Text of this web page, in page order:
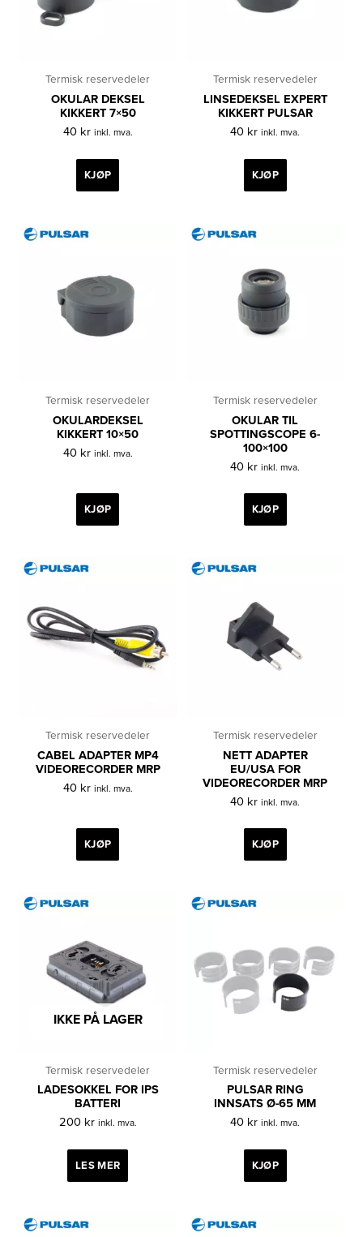
Termisk reservedeler
OKULAR DEKSEL
KIKKERT 7×50
40 kr inkl. mva.
KJØP
Termisk reservedeler
LINSEDEKSEL EXPERT
KIKKERT PULSAR
40 kr inkl. mva.
KJØP
Termisk reservedeler
OKULARDEKSEL
KIKKERT 10×50
40 kr inkl. mva.
KJØP
Termisk reservedeler
OKULAR TIL
SPOTTINGSCOPE 6-
100×100
40 kr inkl. mva.
KJØP
Termisk reservedeler
CABEL ADAPTER MP4
VIDEORECORDER MRP
40 kr inkl. mva.
KJØP
Termisk reservedeler
NETT ADAPTER
EU/USA FOR
VIDEORECORDER MRP
40 kr inkl. mva.
KJØP
IKKE PÅ LAGER
Termisk reservedeler
LADESOKKEL FOR IPS
BATTERI
200 kr inkl. mva.
LES MER
Termisk reservedeler
PULSAR RING
INNSATS Ø-65 MM
40 kr inkl. mva.
KJØP